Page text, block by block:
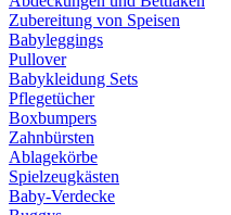
Zubereitung von Speisen
Babyleggings
Pullover
Babykleidung Sets
Pflegetücher
Boxbumpers
Zahnbürsten
Ablagekörbe
Spielzeugkästen
Baby-Verdecke